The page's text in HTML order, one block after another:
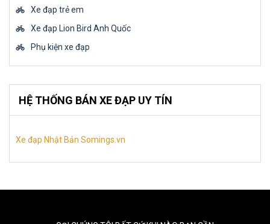
Xe đạp trẻ em
Xe đạp Lion Bird Anh Quốc
Phụ kiện xe đạp
HỆ THỐNG BÁN XE ĐẠP UY TÍN
Xe đạp Nhật Bản Somings.vn